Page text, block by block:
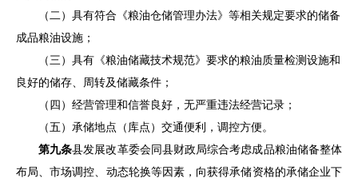
（二）具有符合《粮油仓储管理办法》等相关规定要求的储备
成品粮油设施；
（三）具有《粮油储藏技术规范》要求的粮油质量检测设施和
良好的储存、周转及储藏条件；
（四）经营管理和信誉良好，无严重违法经营记录；
（五）承储地点（库点）交通便利，调控方便。
第九条县发展改革委会同 县财政局综合考虑成品粮油储备整体
布局、市场调控、动态轮换等因素，向获得承储资格的承储企业下